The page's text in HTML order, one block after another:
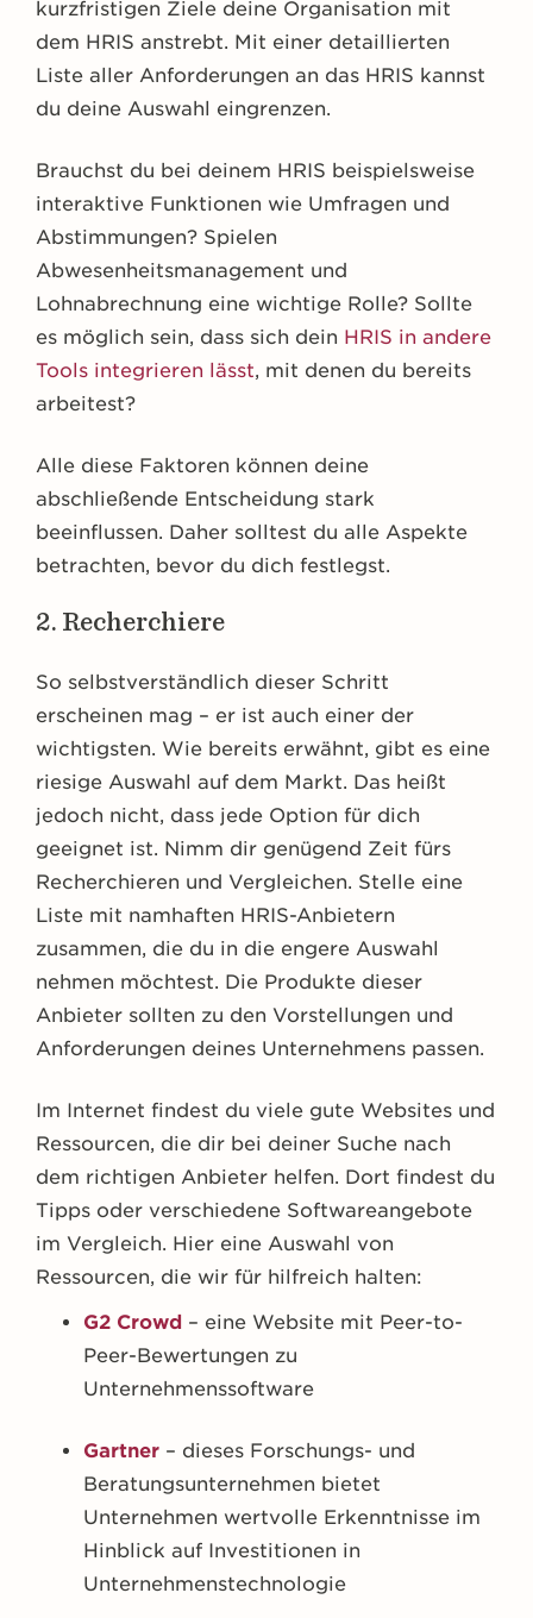
kurzfristigen Ziele deine Organisation mit
dem HRIS anstrebt. Mit einer detaillierten
Liste aller Anforderungen an das HRIS kannst
du deine Auswahl eingrenzen.
Brauchst du bei deinem HRIS beispielsweise
interaktive Funktionen wie Umfragen und
Abstimmungen? Spielen
Abwesenheitsmanagement und
Lohnabrechnung eine wichtige Rolle? Sollte
es möglich sein, dass sich dein HRIS in andere
Tools integrieren lässt, mit denen du bereits
arbeitest?
Alle diese Faktoren können deine
abschließende Entscheidung stark
beeinflussen. Daher solltest du alle Aspekte
betrachten, bevor du dich festlegst.
2. Recherchiere
So selbstverständlich dieser Schritt
erscheinen mag – er ist auch einer der
wichtigsten. Wie bereits erwähnt, gibt es eine
riesige Auswahl auf dem Markt. Das heißt
jedoch nicht, dass jede Option für dich
geeignet ist. Nimm dir genügend Zeit fürs
Recherchieren und Vergleichen. Stelle eine
Liste mit namhaften HRIS-Anbietern
zusammen, die du in die engere Auswahl
nehmen möchtest. Die Produkte dieser
Anbieter sollten zu den Vorstellungen und
Anforderungen deines Unternehmens passen.
Im Internet findest du viele gute Websites und
Ressourcen, die dir bei deiner Suche nach
dem richtigen Anbieter helfen. Dort findest du
Tipps oder verschiedene Softwareangebote
im Vergleich. Hier eine Auswahl von
Ressourcen, die wir für hilfreich halten:
G2 Crowd – eine Website mit Peer-to-
Peer-Bewertungen zu
Unternehmenssoftware
Gartner – dieses Forschungs- und
Beratungsunternehmen bietet
Unternehmen wertvolle Erkenntnisse im
Hinblick auf Investitionen in
Unternehmenstechnologie